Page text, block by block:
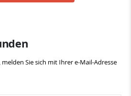
Sie sich mit Ihrer e-Mail-Adresse